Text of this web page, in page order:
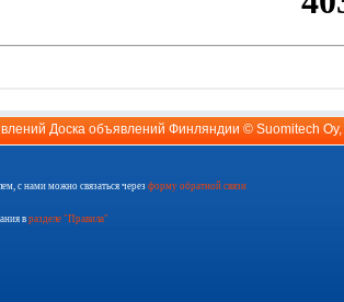
Доска объявлений Финляндии © Suomitech Oy
с нами можно связаться через форму обратной связи
в разделе "Правила"